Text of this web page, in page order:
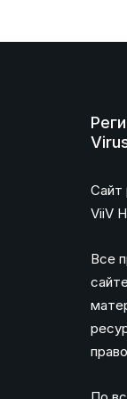
Сайт
ViiV
Все